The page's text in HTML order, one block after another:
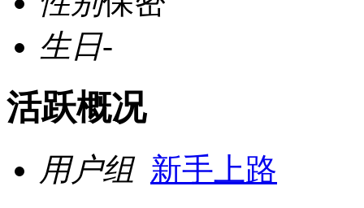
生日-
活跃概况
用户组 新手上路